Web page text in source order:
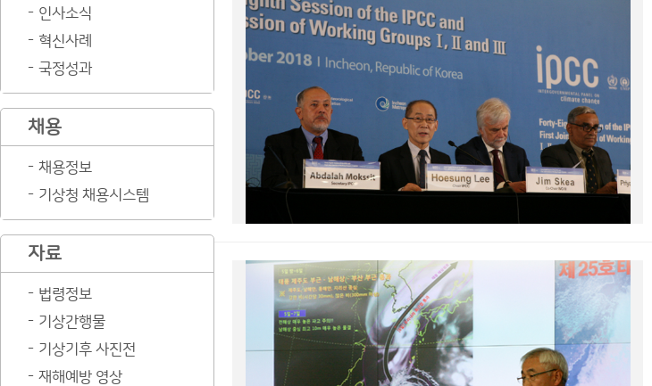
인사소식
혁신사례
국정성과
채용
채용정보
기상청 채용시스템
자료
법령정보
기상간행물
기상기후 사진전
재해예방 영상